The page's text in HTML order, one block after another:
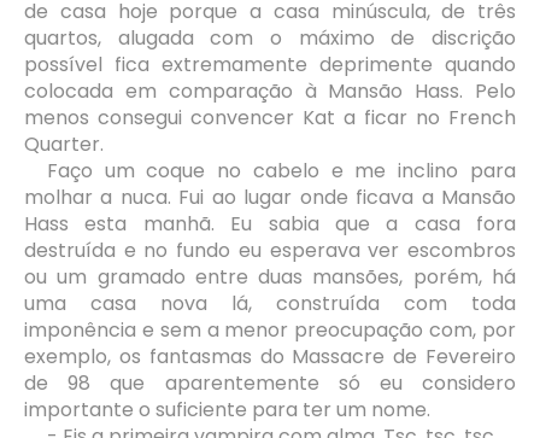
de casa hoje porque a casa minúscula, de três
quartos, alugada com o máximo de discrição
possível fica extremamente deprimente quando
colocada em comparação à Mansão Hass. Pelo
menos consegui convencer Kat a ficar no French
Quarter.
Faço um coque no cabelo e me inclino para
molhar a nuca. Fui ao lugar onde ficava a Mansão
Hass esta manhã. Eu sabia que a casa fora
destruída e no fundo eu esperava ver escombros
ou um gramado entre duas mansões, porém, há
uma casa nova lá, construída com toda
imponência e sem a menor preocupação com, por
exemplo, os fantasmas do Massacre de Fevereiro
de 98 que aparentemente só eu considero
importante o suficiente para ter um nome.